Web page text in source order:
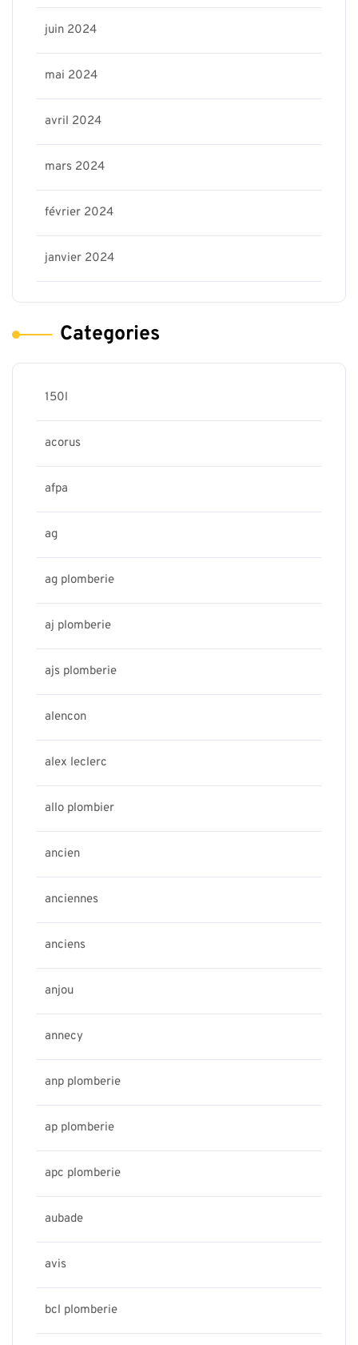
juin 2024
mai 2024
avril 2024
mars 2024
février 2024
janvier 2024
Categories
150l
acorus
afpa
ag
ag plomberie
aj plomberie
ajs plomberie
alencon
alex leclerc
allo plombier
ancien
anciennes
anciens
anjou
annecy
anp plomberie
ap plomberie
apc plomberie
aubade
avis
bcl plomberie